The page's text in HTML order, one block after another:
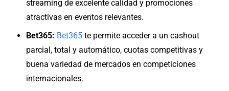
streaming de excelente calidad y promociones
atractivas en eventos relevantes.
Bet365: Bet365 te permite acceder a un cashout
parcial, total y automático, cuotas competitivas y
buena variedad de mercados en competiciones
internacionales.